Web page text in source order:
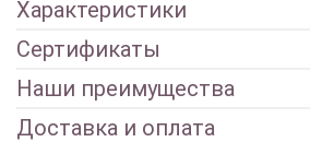
Характеристики
Сертификаты
Наши преимущества
Доставка и оплата